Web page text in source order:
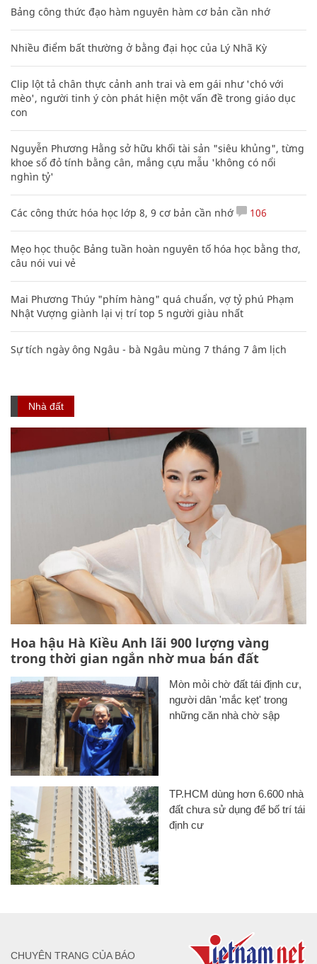
Bảng công thức đạo hàm nguyên hàm cơ bản cần nhớ
Nhiều điểm bất thường ở bằng đại học của Lý Nhã Kỳ
Clip lột tả chân thực cảnh anh trai và em gái như 'chó với
mèo', người tinh ý còn phát hiện một vấn đề trong giáo dục
con
Nguyễn Phương Hằng sở hữu khối tài sản "siêu khủng", từng
khoe sổ đỏ tính bằng cân, mắng cựu mẫu 'không có nổi
nghìn tỷ'
Các công thức hóa học lớp 8, 9 cơ bản cần nhớ 106
Mẹo học thuộc Bảng tuần hoàn nguyên tố hóa học bằng thơ,
câu nói vui vẻ
Mai Phương Thúy "phím hàng" quá chuẩn, vợ tỷ phú Phạm
Nhật Vượng giành lại vị trí top 5 người giàu nhất
Sự tích ngày ông Ngâu - bà Ngâu mùng 7 tháng 7 âm lịch
Nhà đất
Hoa hậu Hà Kiều Anh lãi 900 lượng vàng
trong thời gian ngắn nhờ mua bán đất
Mòn mỏi chờ đất tái định cư,
người dân 'mắc kẹt' trong
những căn nhà chờ sập
TP.HCM dùng hơn 6.600 nhà
đất chưa sử dụng để bố trí tái
định cư
CHUYÊN TRANG CỦA BÁO